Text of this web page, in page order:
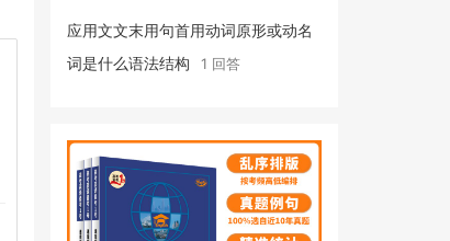
应用文文末用句首用动词原形或动名
词是什么语法结构
1 回答